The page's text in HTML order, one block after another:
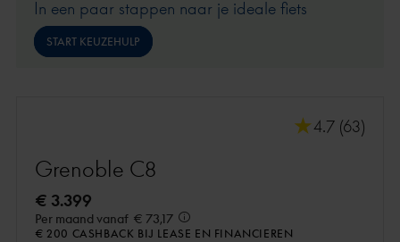
In een paar stappen naar je ideale fiets
START KEUZEHULP
4.7 (63)
Grenoble C8
€ 3.399
Per maand vanaf € 73,17
€ 200 CASHBACK BIJ LEASE EN FINANCIEREN